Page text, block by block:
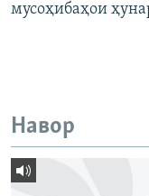
мусоҳибаҳои
Навор